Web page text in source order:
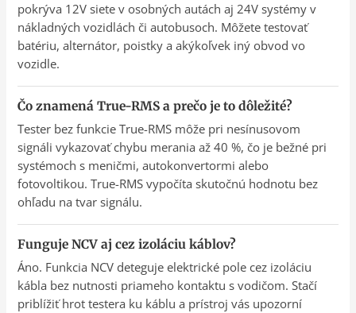
pokrýva 12V siete v osobných autách aj 24V systémy v
nákladných vozidlách či autobusoch. Môžete testovať
batériu, alternátor, poistky a akýkoľvek iný obvod vo
vozidle.
Čo znamená True-RMS a prečo je to dôležité?
Tester bez funkcie True-RMS môže pri nesínusovom
signáli vykazovať chybu merania až 40 %, čo je bežné pri
systémoch s meničmi, autokonvertormi alebo
fotovoltikou. True-RMS vypočíta skutočnú hodnotu bez
ohľadu na tvar signálu.
Funguje NCV aj cez izoláciu káblov?
Áno. Funkcia NCV deteguje elektrické pole cez izoláciu
kábla bez nutnosti priameho kontaktu s vodičom. Stačí
priblížiť hrot testera ku káblu a prístroj vás upozorní